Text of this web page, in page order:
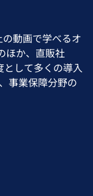
動画で学べるオ
ほか、直販社
として多くの導入
事業保障分野の